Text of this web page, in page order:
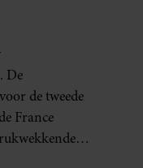
DEMI
DE
De
de tweede
France